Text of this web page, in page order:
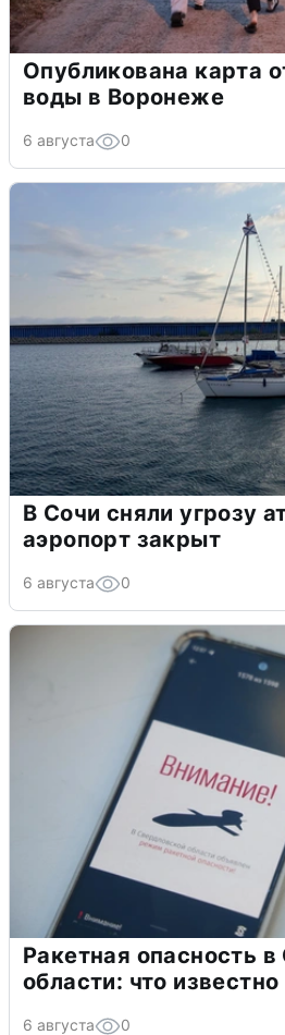
Опубликована карта
воды в Воронеже
6 августа 0
В Сочи сняли угрозу
аэропорт закрыт
6 августа 0
Ракетная опасность
области: что известно
6 августа 0